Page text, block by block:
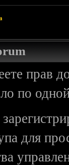
прав
по
для